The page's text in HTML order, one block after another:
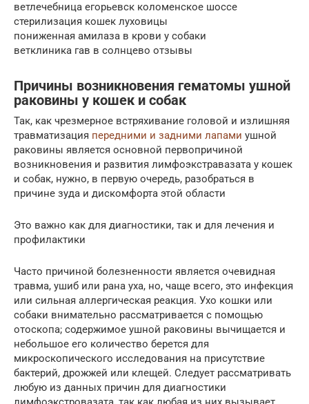
ветлечебница егорьевск коломенское шоссе
стерилизация кошек луховицы
пониженная амилаза в крови у собаки
ветклиника гав в солнцево отзывы
Причины возникновения гематомы ушной
раковины у кошек и собак
Так, как чрезмерное встряхивание головой и излишняя
травматизация передними и задними лапами ушной
раковины является основной первопричиной
возникновения и развития лимфоэкстравазата у кошек
и собак, нужно, в первую очередь, разобраться в
причине зуда и дискомфорта этой области
Это важно как для диагностики, так и для лечения и
профилактики
Часто причиной болезненности является очевидная
травма, ушиб или рана уха, но, чаще всего, это инфекция
или сильная аллергическая реакция. Ухо кошки или
собаки внимательно рассматривается с помощью
отоскопа; содержимое ушной раковины вычищается и
небольшое его количество берется для
микроскопического исследования на присутствие
бактерий, дрожжей или клещей. Следует рассматривать
любую из данных причин для диагностики